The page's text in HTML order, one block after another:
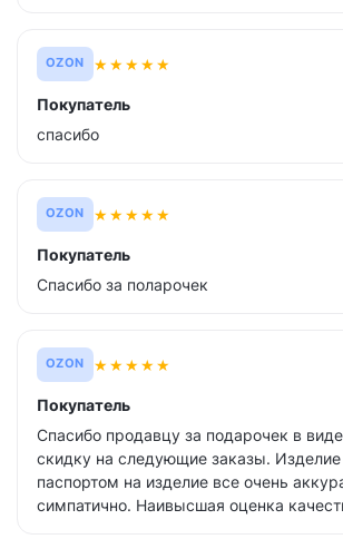
OZON ★★★★★
Покупатель
спасибо
OZON ★★★★★
Покупатель
Спасибо за поларочек
OZON ★★★★★
Покупатель
Спасибо продавцу за подарочек в
скидку на следующие заказы.
паспортом на изделие все очень
симпатично. Наивысшая оценка